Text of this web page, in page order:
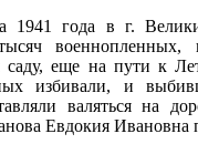
1941 года в г.
военнопленных,
еще на пути к
изби­вали, и
валяться на
Евдокия Ивановна